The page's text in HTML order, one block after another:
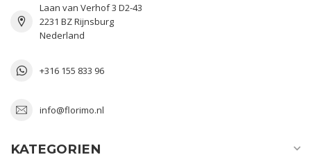
Laan van Verhof 3 D2-43
2231 BZ Rijnsburg
Nederland
+316 155 833 96
info@florimo.nl
KATEGORIEN